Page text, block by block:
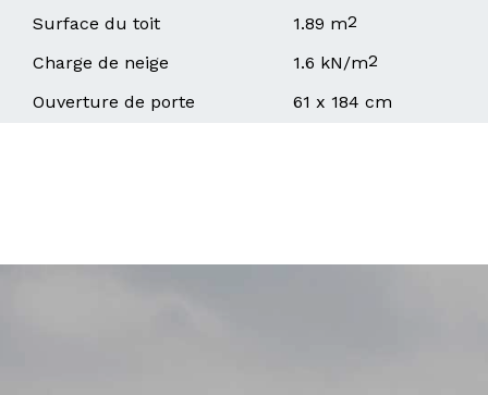
Surface du toit
1.89 m2
Charge de neige
1.6 kN/m2
Ouverture de porte
61 x 184 cm